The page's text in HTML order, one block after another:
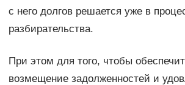
с него долгов решается уже в
разбирательства.
При этом для того, чтобы
возмещение задолженностей и